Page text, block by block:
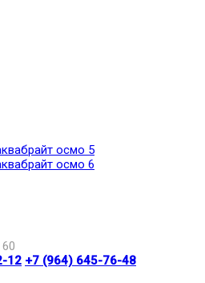
осмо 5
осмо 6
12 +7 (964) 645-76-48